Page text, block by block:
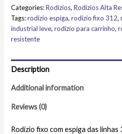
Categories:Rodízios,Rodízios Alta
Tags:rodízio espiga,rodízio fixo 312,
industrial leve,rodízio para carrinho,
resistente
Description
Additional information
Reviews (0)
Rodízio fixo com espiga das linhas